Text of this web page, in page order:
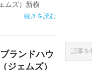
ムズ）新横
続きを読む
ランドハウ
ジェムズ）